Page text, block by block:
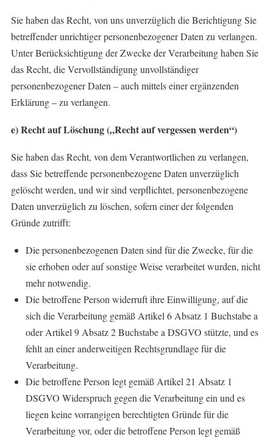
Sie haben das Recht, von uns unverzüglich die Berichtigung Sie
betreffender unrichtiger personenbezogener Daten zu verlangen.
Unter Berücksichtigung der Zwecke der Verarbeitung haben Sie
das Recht, die Vervollständigung unvollständiger
personenbezogener Daten – auch mittels einer ergänzenden
Erklärung – zu verlangen.
e) Recht auf Löschung („Recht auf vergessen werden“)
Sie haben das Recht, von dem Verantwortlichen zu verlangen,
dass Sie betreffende personenbezogene Daten unverzüglich
gelöscht werden, und wir sind verpflichtet, personenbezogene
Daten unverzüglich zu löschen, sofern einer der folgenden
Gründe zutrifft:
Die personenbezogenen Daten sind für die Zwecke, für die
sie erhoben oder auf sonstige Weise verarbeitet wurden, nicht
mehr notwendig.
Die betroffene Person widerruft ihre Einwilligung, auf die
sich die Verarbeitung gemäß Artikel 6 Absatz 1 Buchstabe a
oder Artikel 9 Absatz 2 Buchstabe a DSGVO stützte, und es
fehlt an einer anderweitigen Rechtsgrundlage für die
Verarbeitung.
Die betroffene Person legt gemäß Artikel 21 Absatz 1
DSGVO Widerspruch gegen die Verarbeitung ein und es
liegen keine vorrangigen berechtigten Gründe für die
Verarbeitung vor, oder die betroffene Person legt gemäß